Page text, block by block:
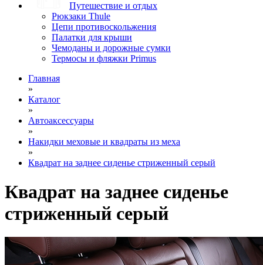
Путешествие и отдых
Рюкзаки Thule
Цепи противоскольжения
Палатки для крыши
Чемоданы и дорожные сумки
Термосы и фляжки Primus
Главная
»
Каталог
»
Автоаксессуары
»
Накидки меховые и квадраты из меха
»
Квадрат на заднее сиденье стриженный серый
Квадрат на заднее сиденье
стриженный серый